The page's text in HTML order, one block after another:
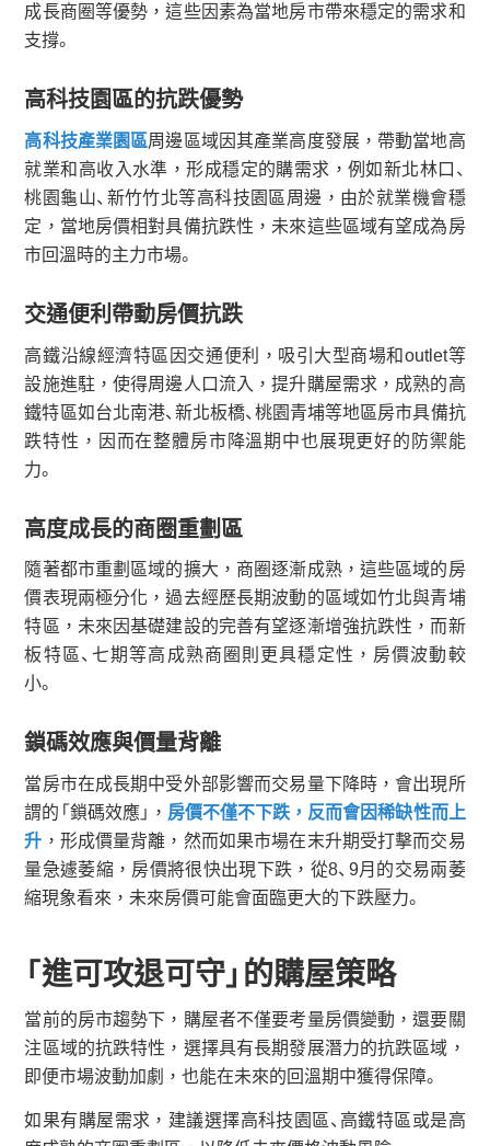
成長商圈等優勢，這些因素為當地房市帶來穩定的需求和
支撐。
高科技園區的抗跌優勢
高科技產業園區周邊區域因其產業高度發展，帶動當地高
就業和高收入水準，形成穩定的購需求，例如新北林口、
桃園龜山、新竹竹北等高科技園區周邊，由於就業機會穩
定，當地房價相對具備抗跌性，未來這些區域有望成為房
市回溫時的主力市場。
交通便利帶動房價抗跌
高鐵沿線經濟特區因交通便利，吸引大型商場和outlet等
設施進駐，使得周邊人口流入，提升購屋需求，成熟的高
鐵特區如台北南港、新北板橋、桃園青埔等地區房市具備抗
跌特性，因而在整體房市降溫期中也展現更好的防禦能
力。
高度成長的商圈重劃區
隨著都市重劃區域的擴大，商圈逐漸成熟，這些區域的房
價表現兩極分化，過去經歷長期波動的區域如竹北與青埔
特區，未來因基礎建設的完善有望逐漸增強抗跌性，而新
板特區、七期等高成熟商圈則更具穩定性，房價波動較
小。
鎖碼效應與價量背離
當房市在成長期中受外部影響而交易量下降時，會出現所
謂的「鎖碼效應」， 房價不僅不下跌，反而會因稀缺性而上
升 ，形成價量背離，然而如果市場在末升期受打擊而交易
量急遽萎縮，房價將很快出現下跌，從8、9月的交易兩萎
縮現象看來，未來房價可能會面臨更大的下跌壓力。
「進可攻退可守」的購屋策略
當前的房市趨勢下，購屋者不僅要考量房價變動，還要關
注區域的抗跌特性，選擇具有長期發展潛力的抗跌區域，
即便市場波動加劇，也能在未來的回溫期中獲得保障。
如果有購屋需求，建議選擇高科技園區、高鐵特區或是高